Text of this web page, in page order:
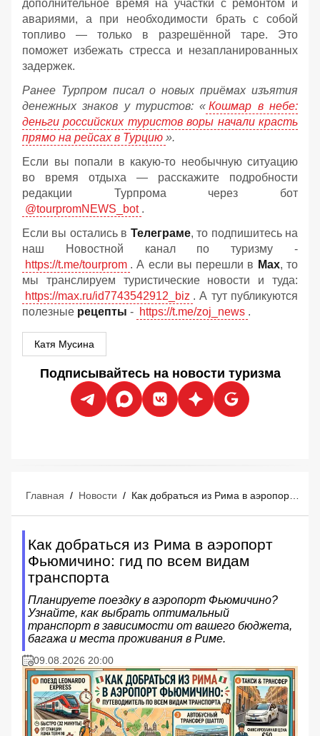
дополнительное время на участки с ремонтом и
авариями, а при необходимости брать с собой
топливо — только в разрешённой таре. Это
поможет избежать стресса и незапланированных
задержек.
Ранее Турпром писал о новых приёмах изъятия
денежных знаков у туристов: « Кошмар в небе:
деньги российских туристов воры начали красть
прямо на рейсах в Турцию ».
Если вы попали в какую-то необычную ситуацию
во время отдыха — расскажите подробности
редакции Турпрома через бот
@tourpromNEWS_bot .
Если вы остались в Телеграме, то подпишитесь на
наш Новостной канал по туризму -
https://t.me/tourprom . А если вы перешли в Мах, то
мы транслируем туристические новости и туда:
https://max.ru/id7743542912_biz . А тут публикуются
полезные рецепты - https://t.me/zoj_news .
Катя Мусина
Подписывайтесь на новости туризма
Главная / Новости /
Как добраться из Рима в аэропорт
Фьюмичино: гид по всем видам
транспорта
Планируете поездку в аэропорт Фьюмичино?
Узнайте, как выбрать оптимальный
транспорт в зависимости от вашего бюджета,
багажа и места проживания в Риме.
09.08.2026 20:00